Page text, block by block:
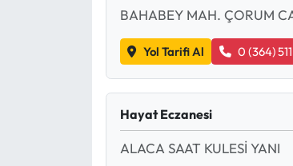
BAHABEY MAH. ÇORUM
Yol Tarifi Al 0 (364)
Hayat Eczanesi
ALACA SAAT KULESİ YANI
Osmancık Haberleri
Resmi İlan
Resmi Reklam